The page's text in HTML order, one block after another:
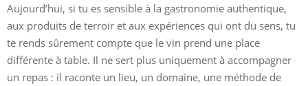
Aujourd’hui, si tu es sensible à la gastronomie authentique,
aux produits de terroir et aux expériences qui ont du sens, tu
te rends sûrement compte que le vin prend une place
différente à table. Il ne sert plus uniquement à accompagner
un repas : il raconte un lieu, un domaine, une méthode de